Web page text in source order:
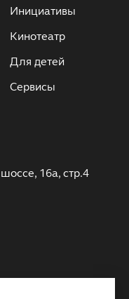
Инициативы
Кинотеатр
Для детей
Сервисы
16а, стр.4